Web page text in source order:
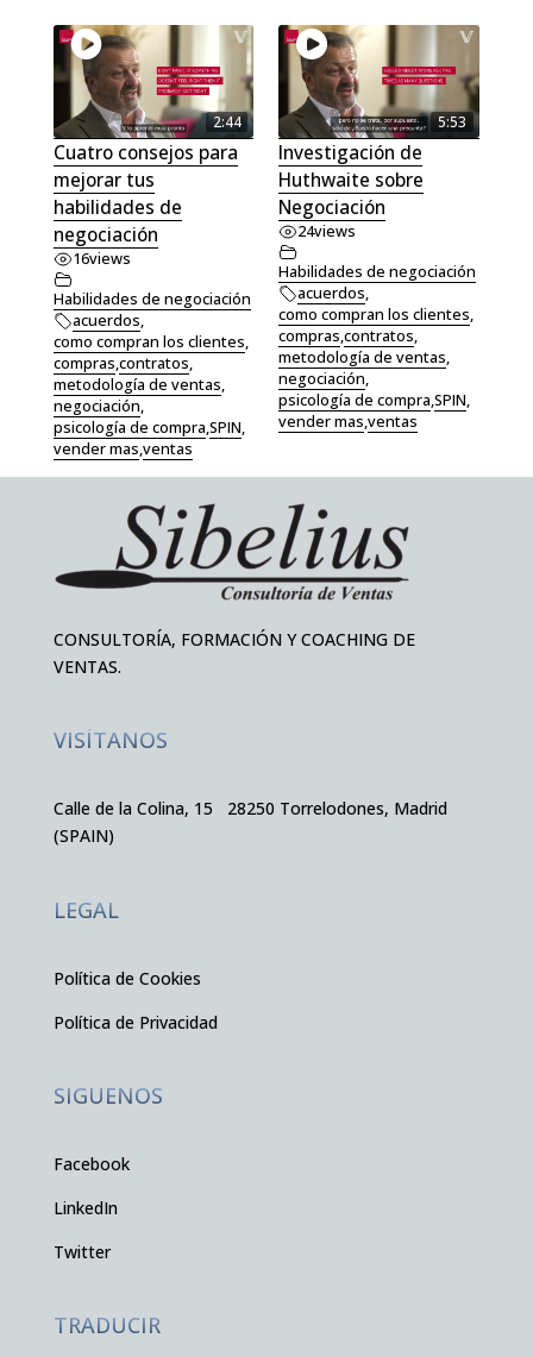
2:44
Cuatro consejos para
mejorar tus
habilidades de
negociación
16views
Habilidades de negociación
acuerdos,
como compran los clientes,
compras,contratos,
metodología de ventas,
negociación,
psicología de compra,SPIN,
vender mas,ventas
5:53
Investigación de
Huthwaite sobre
Negociación
24views
Habilidades de negociación
acuerdos,
como compran los clientes,
compras,contratos,
metodología de ventas,
negociación,
psicología de compra,SPIN,
vender mas,ventas
CONSULTORÍA, FORMACIÓN Y COACHING DE
VENTAS.
VISÍTANOS
Calle de la Colina, 15 28250 Torrelodones, Madrid
(SPAIN)
LEGAL
Política de Cookies
Política de Privacidad
SIGUENOS
Facebook
LinkedIn
Twitter
TRADUCIR